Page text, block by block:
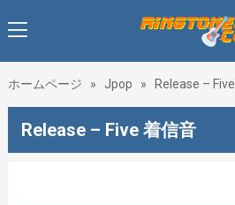
ホームページ » Jpop » Release – Five
Release – Five 着信音